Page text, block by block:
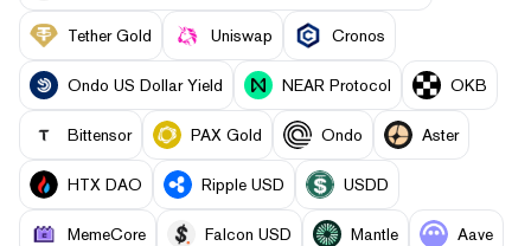
Tether Gold Uniswap Cronos
Ondo US Dollar Yield NEAR Protocol OKB
Bittensor PAX Gold Ondo Aster
HTX DAO Ripple USD USDD
MemeCore Falcon USD Mantle Aave